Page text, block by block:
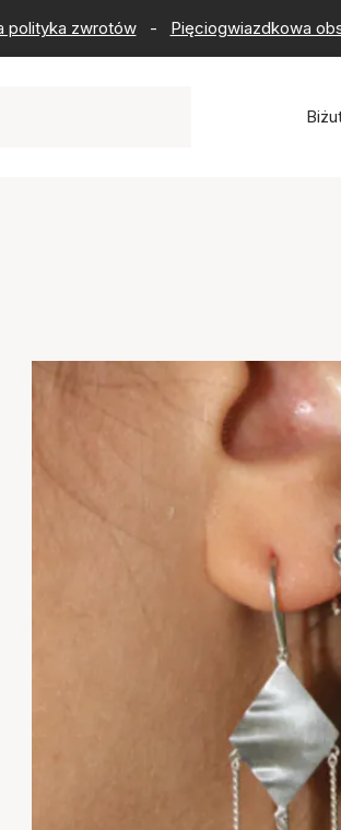
polityka zwrotów - Pięciogwiazdkowa